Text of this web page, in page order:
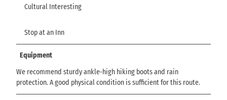
Cultural Interesting
Stop at an Inn
Equipment
We recommend sturdy ankle-high hiking boots and rain
protection. A good physical condition is sufficient for this route.